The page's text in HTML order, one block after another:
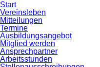
Start
Vereinsleben
Mitteilungen
Termine
Ausbildungsangebot
Mitglied werden
Ansprechpartner
Arbeitsstunden